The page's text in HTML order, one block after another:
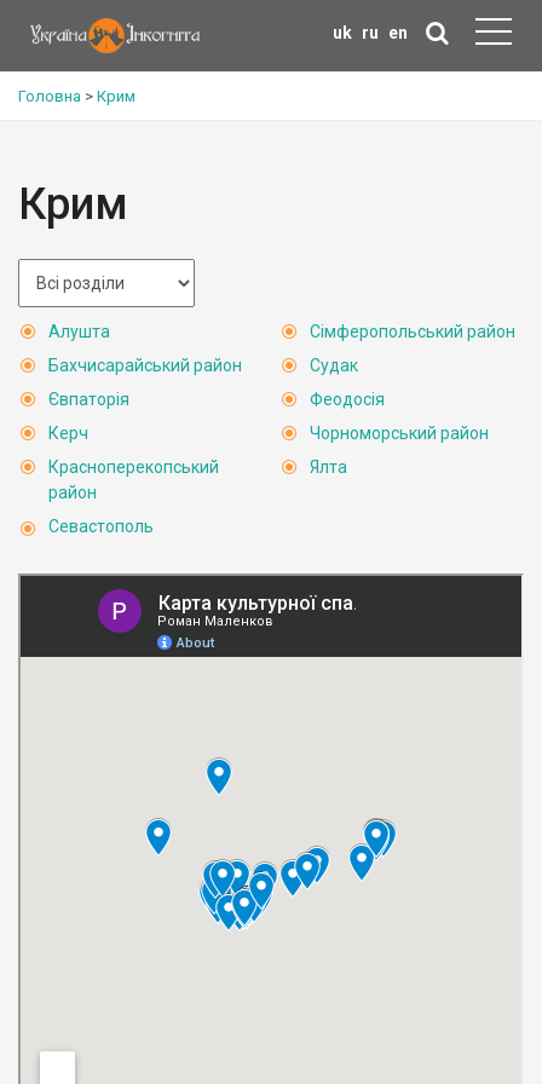
uk ru en
Головна > Крим
Крим
Алушта
Бахчисарайський район
Євпаторія
Керч
Красноперекопський
район
Севастополь
Сімферопольський район
Судак
Феодосія
Чорноморський район
Ялта